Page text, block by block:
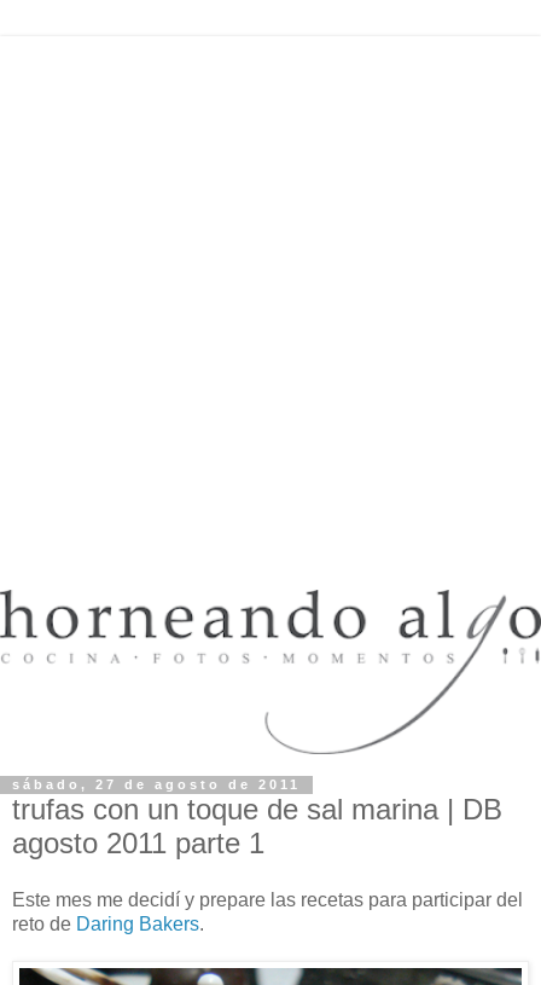
sábado, 27 de agosto de 2011
trufas con un toque de sal marina | DB
agosto 2011 parte 1
Este mes me decidí y prepare las recetas para participar del
reto de Daring Bakers.